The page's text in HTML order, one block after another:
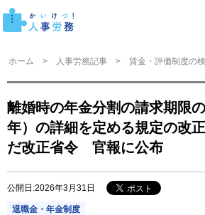
ホーム 人事労務記事 賃金・評価制度の
離婚時の年金分割の請求期限
年）の詳細を定める規定の改
だ改正省令 官報に公布
公開日:2026年3月31日
退職金・年金制度